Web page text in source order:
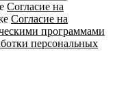
Согласие на
Согласие на
программами
персональных